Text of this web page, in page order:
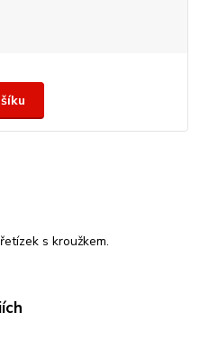
s kroužkem.